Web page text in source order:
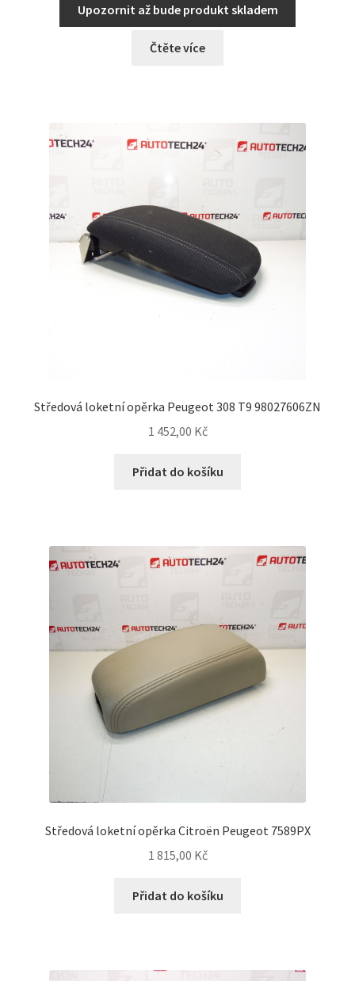
Upozornit až bude produkt skladem
Čtěte více
Středová loketní opěrka Peugeot 308 T9 98027606ZN
1 452,00 Kč
Přidat do košíku
Středová loketní opěrka Citroën Peugeot 7589PX
1 815,00 Kč
Přidat do košíku